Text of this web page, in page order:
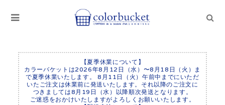
【夏季休業について】
カラーバケットは2026年8月12日（水）〜8月18日（火）ま
で夏季休業いたします。 8月11日（火）午前中までにいただ
いたご注文は休業前に発送いたします。それ以降のご注文に
つきましては8月19日（水）以降順次発送となります。
ご迷惑をおかけいたしますがよろしくお願いいたします。